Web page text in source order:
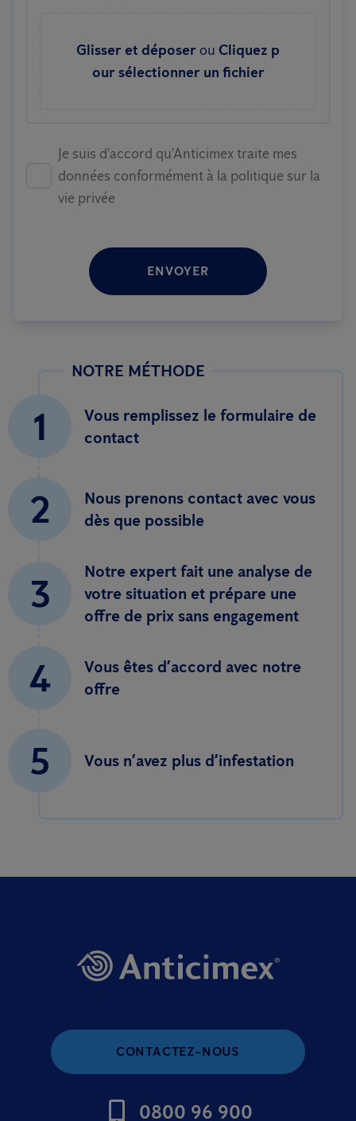
Glisser et déposerou Cliquez p
our sélectionner un fichier
Je suis d'accord qu'Anticimex traite mes
données conformément à la politique sur la
vie privée
ENVOYER
NOTRE MÉTHODE
1
Vous remplissez le formulaire de
contact
2
Nous prenons contact avec vous
dès que possible
3
Notre expert fait une analyse de
votre situation et prépare une
offre de prix sans engagement
4
Vous êtes d’accord avec notre
offre
5 Vous n’avez plus d’infestation
CONTACTEZ-NOUS
0800 96 900